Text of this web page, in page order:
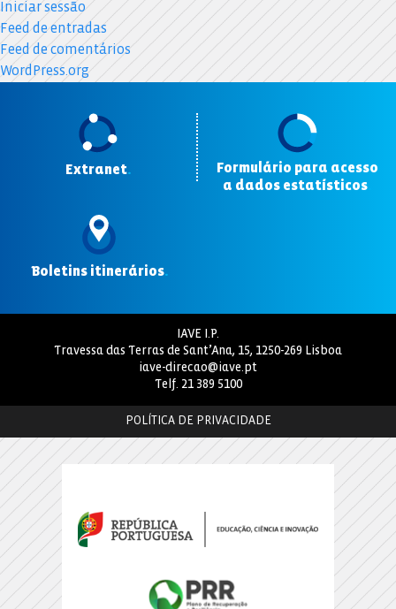
Iniciar sessão
Feed de entradas
Feed de comentários
WordPress.org
Extranet.
Formulário para acesso
a dados estatísticos
Boletins itinerários.
IAVE I.P.
Travessa das Terras de Sant’Ana, 15, 1250-269 Lisboa
iave-direcao@iave.pt
Telf. 21 389 5100
POLÍTICA DE PRIVACIDADE